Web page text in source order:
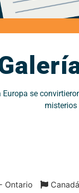
se
misterios
Ontario Canadá